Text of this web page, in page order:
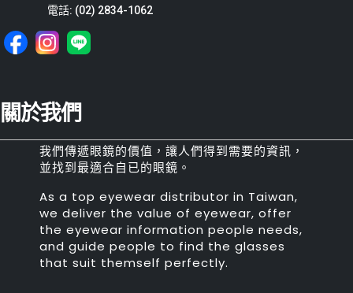
電話: (02) 2834-1062
關於我們
我們傳遞眼鏡的價值，讓人們得到需要的資訊，
並找到最適合自已的眼鏡。
As a top eyewear distributor in Taiwan,
we deliver the value of eyewear, offer
the eyewear information people needs,
and guide people to find the glasses
that suit themself perfectly.